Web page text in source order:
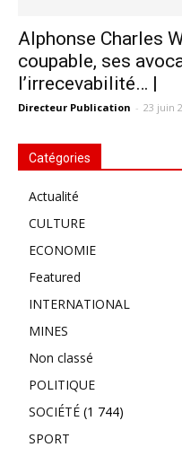
Alphonse Charles
coupable, ses
l’irrecevabilité… |
Directeur Publication - 23 juin
Catégories
Actualité
CULTURE
ECONOMIE
Featured
INTERNATIONAL
MINES
Non classé
POLITIQUE
SOCIÉTÉ (1 744)
SPORT